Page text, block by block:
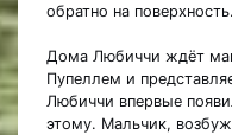
обратно на поверхность.
Дома Любиччи ждёт
Пупеллем и
Любиччи впервые
этому. Мальчик,